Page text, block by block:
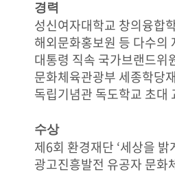
경력
성신여자대학교 창의융합
해외문화홍보원 등 다수의
대통령 직속 국가브랜드위
문화체육관광부 세종학당
독립기념관 독도학교 초대
수상
제6회 환경재단 ‘세상을
광고진흥발전 유공자 문